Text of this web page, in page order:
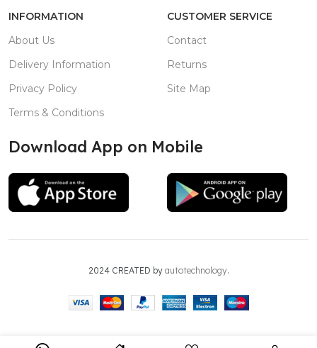
INFORMATION
About Us
Delivery Information
Privacy Policy
Terms & Conditions
CUSTOMER SERVICE
Contact
Returns
Site Map
Download App on Mobile
2024 CREATED by autotechnology.